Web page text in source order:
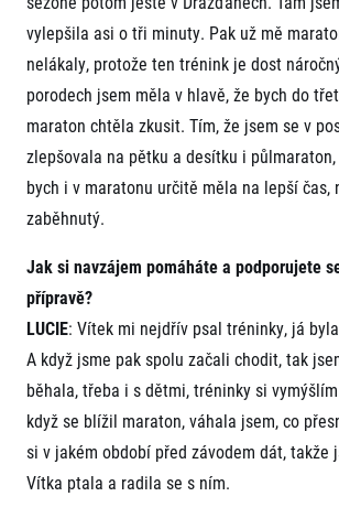
vylepšila asi o tři minuty. Pak už mě
nelákaly, protože ten trénink je dost
porodech jsem měla v hlavě, že bych do
maraton chtěla zkusit. Tím, že jsem se v
zlepšovala na pětku a desítku i
bych i v maratonu určitě měla na lepší čas,
zaběhnutý.
Jak si navzájem pomáháte a podporujete
přípravě?
LUCIE: Vítek mi nejdřív psal tréninky, já
A když jsme pak spolu začali chodit, tak
běhala, třeba i s dětmi, tréninky si
když se blížil maraton, váhala jsem, co
si v jakém období před závodem dát, takže
Vítka ptala a radila se s ním.